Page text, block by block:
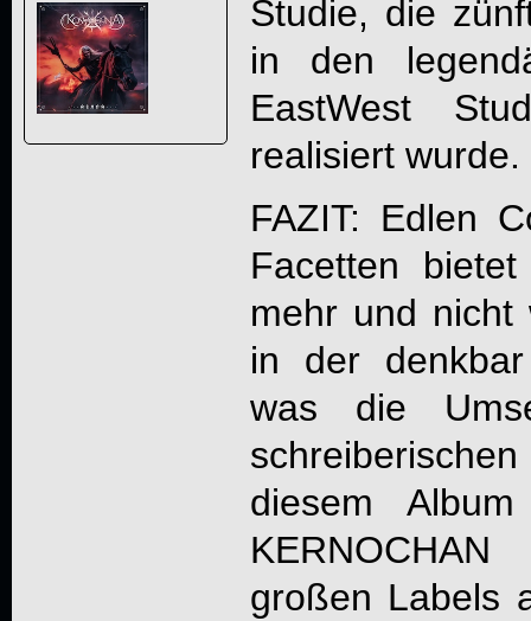
Studie, die
in den
EastWest
realisiert wurde.
FAZIT: Edlen
Facetten
mehr und nicht
in der
was die
diesem
KERNOCHAN
großen Labels